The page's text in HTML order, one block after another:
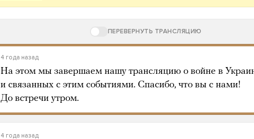
ПЕРЕВЕРНУТЬ ТРАНСЛЯЦИЮ
4 года назад
На этом мы завершаем нашу трансляцию о войне в
и связанных с этим событиями. Спасибо, что вы с нами!
До встречи утром.
4 года назад